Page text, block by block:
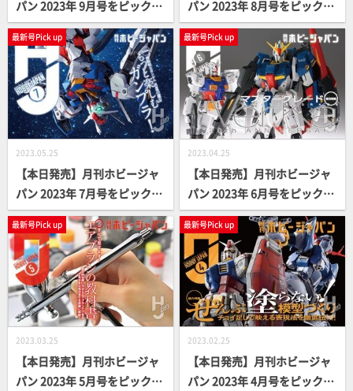
パン 2023年 9月号をピックア
ップ！
パン 2023年 8月号をピックア
ップ！
最新号Pick up
2023.05.25
【本日発売】月刊ホビージャ
パン 2023年 7月号をピックア
ップ！
最新号Pick up
2023.04.25
【本日発売】月刊ホビージャ
パン 2023年 6月号をピックア
ップ！
最新号Pick up
2023.03.25
【本日発売】月刊ホビージャ
パン 2023年 5月号をピックア
最新号Pick up
2023.02.25
【本日発売】月刊ホビージャ
パン 2023年 4月号をピックア